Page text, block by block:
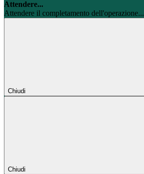
Attendere...
Attendere il completamento dell'operazione...
Chiudi
Chiudi